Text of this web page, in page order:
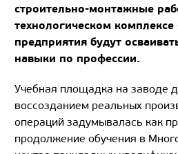
строительно-монтажные
технологическом
предприятия будут
навыки по профессии.
Учебная площадка на заводе
воссозданием реальных
операций задумывалась как
продолжение обучения в